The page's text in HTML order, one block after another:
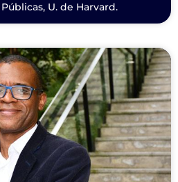
U. de Harvard.